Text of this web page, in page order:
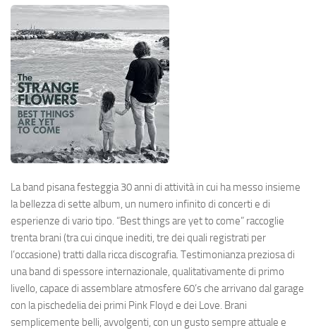
La band pisana festeggia 30 anni di attività in cui ha messo insieme
la bellezza di sette album, un numero infinito di concerti e di
esperienze di vario tipo. “Best things are yet to come” raccoglie
trenta brani (tra cui cinque inediti, tre dei quali registrati per
l’occasione) tratti dalla ricca discografia. Testimonianza preziosa di
una band di spessore internazionale, qualitativamente di primo
livello, capace di assemblare atmosfere 60’s che arrivano dal garage
con la pischedelia dei primi Pink Floyd e dei Love. Brani
semplicemente belli, avvolgenti, con un gusto sempre attuale e